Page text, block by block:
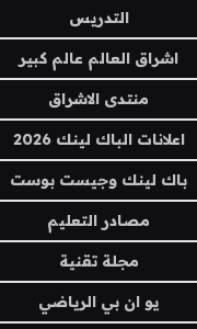
التدريس
اشراق العالم عالم كبير
منتدى الاشراق
اعلانات الباك لينك 2026
باك لينك وجيست بوست
مصادر التعليم
مجلة تقنية
يو ان بي الرياضي